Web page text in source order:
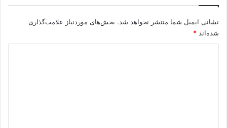
ه
ش
د
نشانی ایمیل شما منتشر نخواهد شد. بخش‌های موردنیاز علامت‌گذاری
شده‌اند *